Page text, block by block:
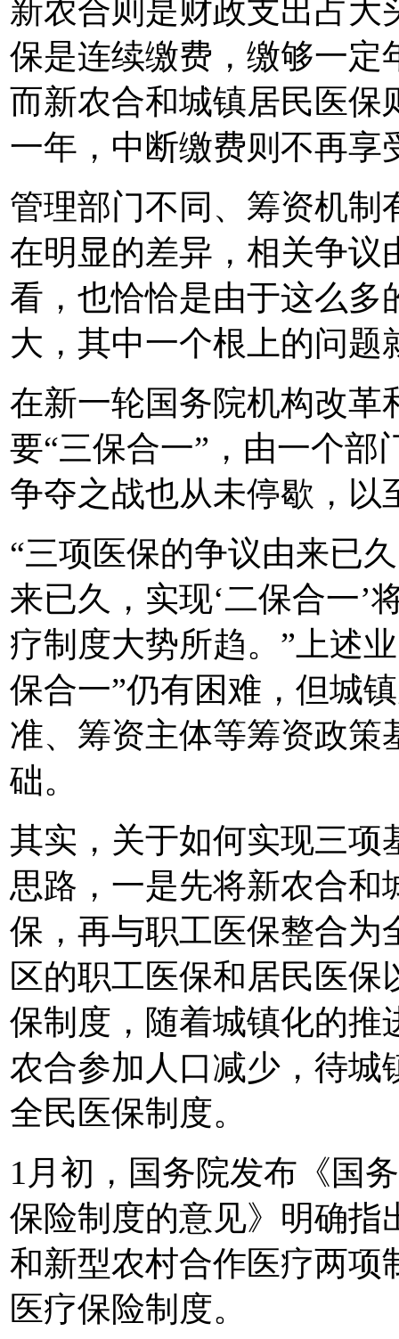
新农合则是财政支出占大
保是连续缴费，缴够一定
而新农合和城镇居民医保
一年，中断缴费则不再享
管理部门不同、筹资机制
在明显的差异，相关争议
看，也恰恰是由于这么多
大，其中一个根上的问题
在新一轮国务院机构改革
要“三保合一”，由一个部
争夺之战也从未停歇，以
“三项医保的争议由来已
来已久，实现‘二保合一’
疗制度大势所趋。”上述
保合一”仍有困难，但城
准、筹资主体等筹资政策
础。
其实，关于如何实现三项
思路，一是先将新农合和
保，再与职工医保整合为
区的职工医保和居民医
保制度，随着城镇化的推
农合参加人口减少，待城
全民医保制度。
1月初，国务院发布《国
保险制度的意见》明确指
和新型农村合作医疗两项
医疗保险制度。